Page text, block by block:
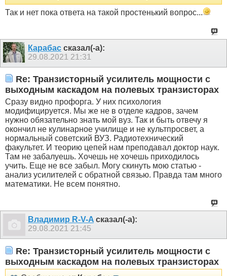
Так и нет пока ответа на такой простенький вопрос...
Карабас сказал(-а):
29.08.2021 21:31
Re: Транзисторный усилитель мощности с
выходным каскадом на полевых транзисторах
Сразу видно профорга. У них психология
модифицируется. Мы же не в отделе кадров, зачем
нужно обязательно знать мой вуз. Так и быть отвечу я
окончил не кулинарное училище и не культпросвет, а
нормальный советский ВУЗ. Радиотехнический
факультет. И теорию цепей нам преподавал доктор наук.
Там не забалуешь. Хочешь не хочешь приходилось
учить. Еще не все забыл. Могу скинуть мою статью -
анализ усилителей с обратной связью. Правда там много
математики. Не всем понятно.
Владимир R-V-A сказал(-а):
29.08.2021 21:45
Re: Транзисторный усилитель мощности с
выходным каскадом на полевых транзисторах